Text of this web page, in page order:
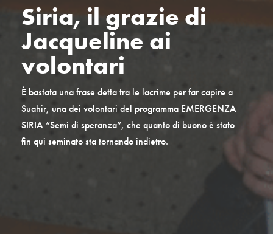
Siria, il grazie di
Jacqueline ai
volontari
È bastata una frase detta tra le lacrime per far capire a
Suahir, una dei volontari del programma EMERGENZA
SIRIA “Semi di speranza”, che quanto di buono è stato
fin qui seminato sta tornando indietro.